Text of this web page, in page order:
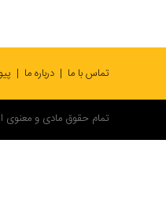
تماس با ما درباره ما
تمام حقوق مادی و معنوی